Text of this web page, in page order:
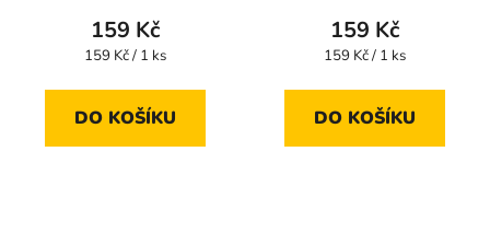
159 Kč
Měrná
159 Kč / 1 ks
DO KOŠÍKU
159 Kč
Měrná
159 Kč / 1 ks
DO KOŠÍKU